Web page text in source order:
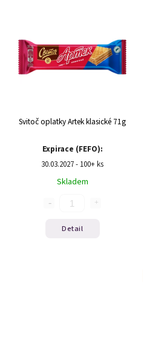
Svitoč oplatky Artek klasické 71g
Expirace (FEFO):
30.03.2027 - 100+ ks
Skladem
Detail